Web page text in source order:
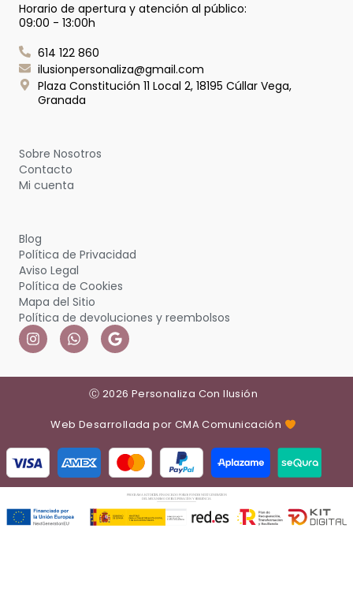
Horario de apertura y atención al público:
09:00 - 13:00h
614 122 860
ilusionpersonaliza@gmail.com
Plaza Constitución 11 Local 2, 18195 Cúllar Vega,
Granada
Sobre Nosotros
Contacto
Mi cuenta
Blog
Política de Privacidad
Aviso Legal
Política de Cookies
Mapa del Sitio
Política de devoluciones y reembolsos
Ⓒ 2026 Personaliza Con Ilusión
Web Desarrollada por CMA Comunicación